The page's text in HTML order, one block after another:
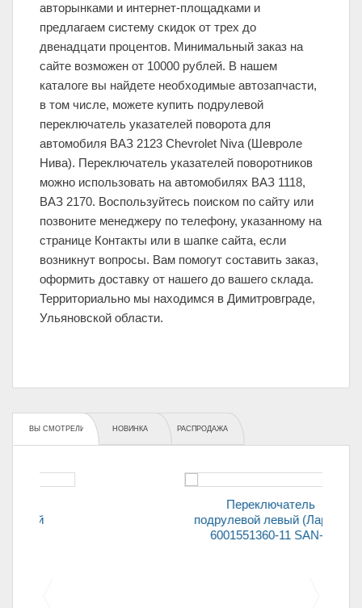
авторынками и интернет-площадками и
предлагаем систему скидок от трех до
двенадцати процентов. Минимальный заказ на
сайте возможен от 10000 рублей. В нашем
каталоге вы найдете необходимые автозапчасти,
в том числе, можете купить подрулевой
переключатель указателей поворота для
автомобиля ВАЗ 2123 Chevrolet Niva (Шевроле
Нива). Переключатель указателей поворотников
можно использовать на автомобилях ВАЗ 1118,
ВАЗ 2170. Воспользуйтесь поиском по сайту или
позвоните менеджеру по телефону, указанному на
странице Контакты или в шапке сайта, если
возникнут вопросы. Вам помогут составить заказ,
оформить доставку от нашего до вашего склада.
Территориально мы находимся в Димитровграде,
Ульяновской области.
ВЫ СМОТРЕЛИ НОВИНКА РАСПРОДАЖА
подрулевой левый (Ларгус)
6001551360-11 SAN-D